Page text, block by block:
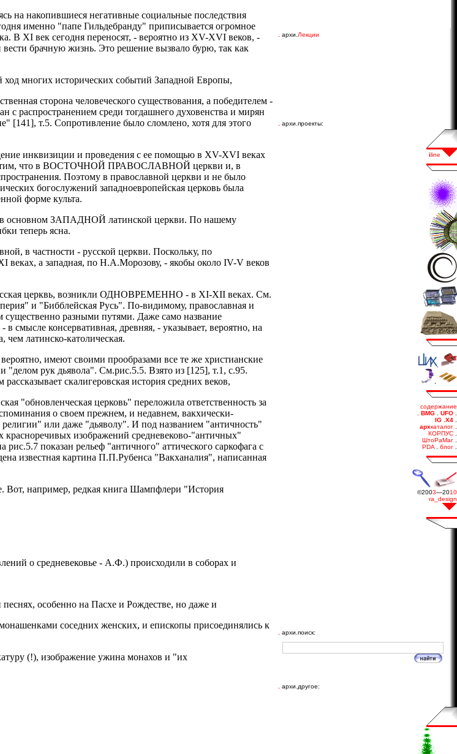
на накопившиеся негативные социальные последствия
именно "папе Гильдебранду" приписывается огромное
В XI век сегодня переносят, - вероятно из XV-XVI веков, -
брачную жизнь. Это решение вызвало бурю, так как
ход многих исторических событий Западной Европы,
сторона человеческого существования, а победителем -
с распространением среди тогдашнего духовенства и мирян
[141], т.5. Сопротивление было сломлено, хотя для этого
инквизиции и проведения с ее помощью в XV-XVI веках
что в ВОСТОЧНОЙ ПРАВОСЛАВНОЙ церкви и, в
Поэтому в православной церкви и не было
богослужений западноевропейская церковь была
форме культа.
в основном ЗАПАДНОЙ латинской церкви. По нашему
теперь ясна.
в частности - русской церкви. Поскольку, по
веках, а западная, по Н.А.Морозову, - якобы около IV-V веков
церквь, возникли ОДНОВРЕМЕННО - в XI-XII веках. См.
и "Бибблейская Русь". По-видимому, православная и
существенно разными путями. Даже само название
смысле консервативная, древняя, - указывает, вероятно, на
чем латинско-католическая.
имеют своими прообразами все те же христианские
рук дьявола". См.рис.5.5. Взято из [125], т.1, с.95.
скалигеровская история средних веков,
"обновленческая церковь" переложила ответственность за
о своем прежнем, и недавнем, вакхически-
или даже "дьяволу". И под названием "античность"
изображений средневеково-"античных"
показан рельеф "античного" аттического саркофага с
известная картина П.П.Рубенса "Вакханалия", написанная
Вот, например, редкая книга Шампфлери "История
о средневековье - А.Ф.) происходили в соборах и
особенно на Пасхе и Рождестве, но даже и
соседних женских, и епископы присоединялись к
(!), изображение ужина монахов и "их
архи. Лекции
архи.проекты:
архи.поиск:
архи.другое: